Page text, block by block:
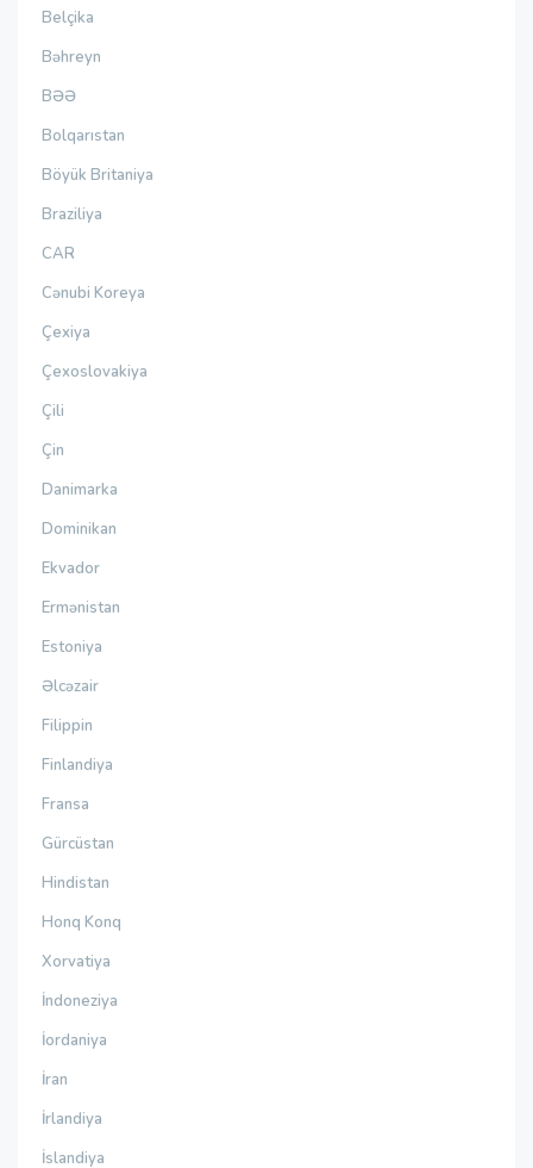
Belçika
Bəhreyn
BƏƏ
Bolqarıstan
Böyük Britaniya
Braziliya
CAR
Cənubi Koreya
Çexiya
Çexoslovakiya
Çili
Çin
Danimarka
Dominikan
Ekvador
Ermənistan
Estoniya
Əlcəzair
Filippin
Finlandiya
Fransa
Gürcüstan
Hindistan
Honq Konq
Xorvatiya
İndoneziya
İordaniya
İran
İrlandiya
İslandiya